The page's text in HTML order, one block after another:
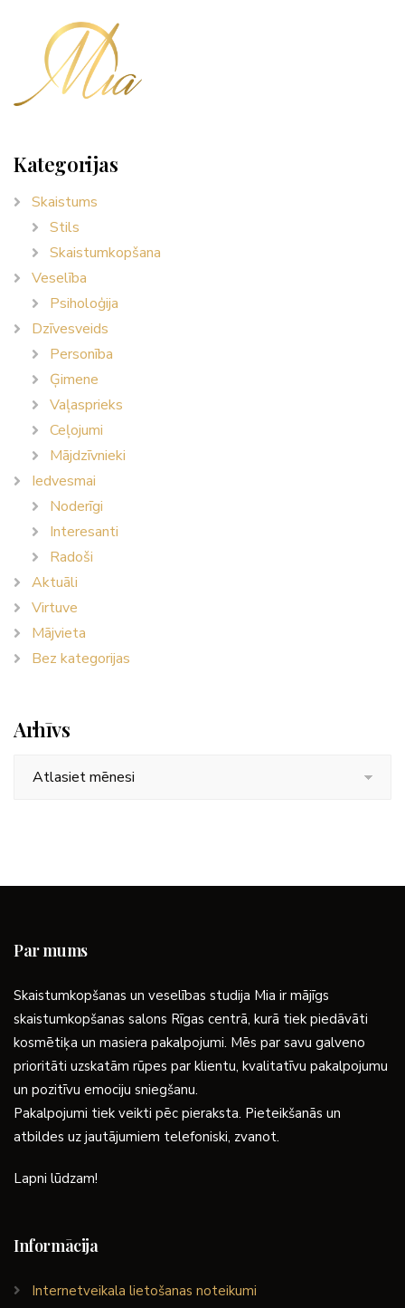
Kategorijas
Skaistums
Stils
Skaistumkopšana
Veselība
Psiholoģija
Dzīvesveids
Personība
Ģimene
Vaļasprieks
Ceļojumi
Mājdzīvnieki
Iedvesmai
Noderīgi
Interesanti
Radoši
Aktuāli
Virtuve
Mājvieta
Bez kategorijas
Arhīvs
Par mums
Skaistumkopšanas un veselības studija Mia ir mājīgs
skaistumkopšanas salons Rīgas centrā, kurā tiek piedāvāti
kosmētiķa un masiera pakalpojumi. Mēs par savu galveno
prioritāti uzskatām rūpes par klientu, kvalitatīvu pakalpojumu
un pozitīvu emociju sniegšanu.
Pakalpojumi tiek veikti pēc pieraksta. Pieteikšanās un
atbildes uz jautājumiem telefoniski, zvanot.
Lapni lūdzam!
Informācija
Internetveikala lietošanas noteikumi